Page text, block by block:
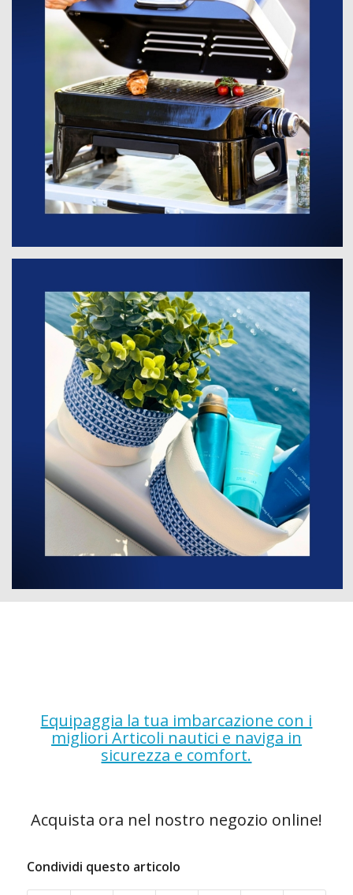
Equipaggia la tua imbarcazione con i
migliori Articoli nautici e naviga in
sicurezza e comfort.
Acquista ora nel nostro negozio online!
Condividi questo articolo